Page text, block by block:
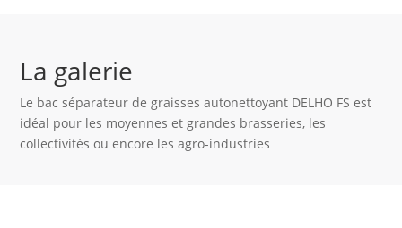
La galerie
Le bac séparateur de graisses autonettoyant DELHO FS est
idéal pour les moyennes et grandes brasseries, les
collectivités ou encore les agro-industries